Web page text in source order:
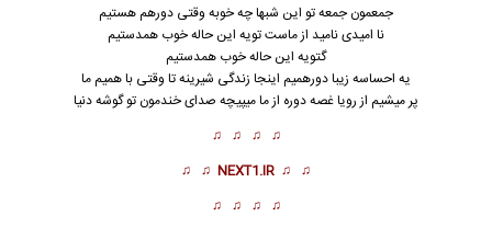
جمعمون جمعه تو این شبها چه خوبه وقتی دورهمهستیم
نا امیدی نامید از ماست تویه این حاله خوب همدستیم
گتویه این حاله خوب همدستیم
یه احساسه زیبا دورهمیم اینجا زندگی شیرینه تا وقتی با همیم ما
پر میشیم از رویا غصه دوره از ما میپیچه صدای خندمون تو گوشه دنیا
♫ ♫ ♫ ♫
♫ ♫
NEXT1.IR
♫ ♫
♫ ♫ ♫ ♫